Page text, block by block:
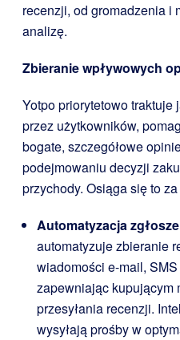
recenzji, od gromadzenia i
analizę.
Zbieranie wpływowych
Yotpo priorytetowo
przez użytkowników,
bogate, szczegółowe
podejmowaniu decyzji
przychody. Osiąga się to
Automatyzacja
automatyzuje zbieranie
wiadomości e-mail,
zapewniając kupującym
przesyłania recenzji.
wysyłają prośby w